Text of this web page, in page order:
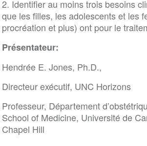
2. Identifier au moins trois besoins
que les filles, les adolescents et les
procréation et plus) ont pour le
Présentateur:
Hendrée E. Jones, Ph.D.,
Directeur exécutif, UNC Horizons
Professeur, Département
School of Medicine, Université de
Chapel Hill